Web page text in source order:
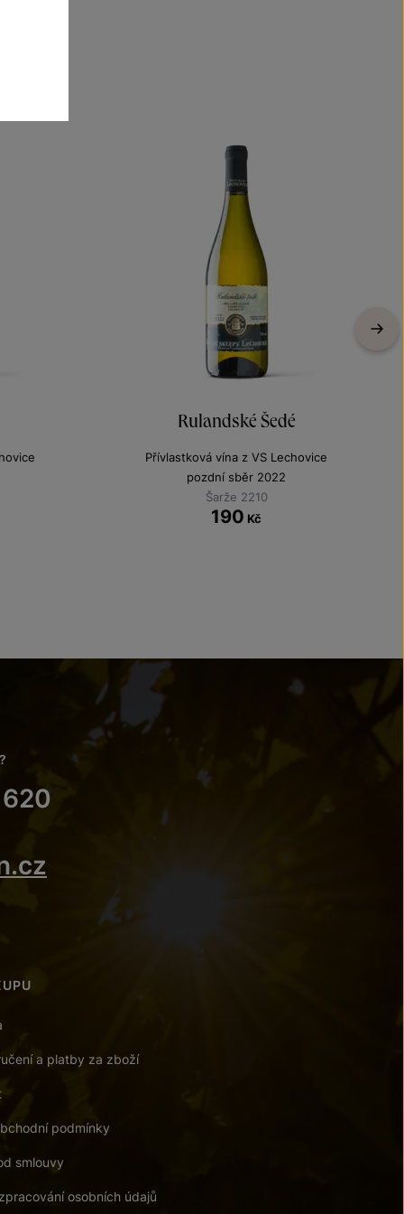
Rulandské Šedé
Přívlastková vína z VS Lechovice
pozdní sběr 2022
Šarže 2210
190 Kč
a platby za zboží
podmínky
smlouvy
osobních údajů